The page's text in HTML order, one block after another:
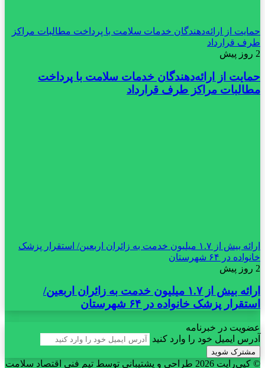
حمایت از ارائه‌دهندگان خدمات سلامت با پرداخت مطالبات مراکز
طرف قرارداد
2 روز پیش
حمایت از ارائه‌دهندگان خدمات سلامت با پرداخت
مطالبات مراکز طرف قرارداد
ارائه بیش از ۱.۷ میلیون خدمت به زائران اربعین/ استقرار پزشک
خانواده در ۶۴ شهرستان
2 روز پیش
ارائه بیش از ۱.۷ میلیون خدمت به زائران اربعین/
استقرار پزشک خانواده در ۶۴ شهرستان
عضویت در خبرنامه
آدرس ایمیل خود را وارد کنید
© کپی‌رایت 2026 طراحی و پشتیبانی توسط تیم فنی اقتصاد سلامت